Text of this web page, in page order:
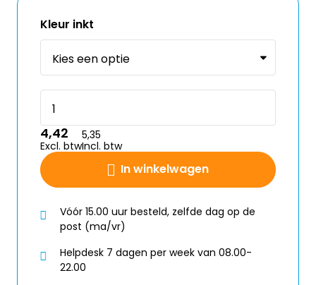
Kleur inkt
In winkelwagen
4,42
Excl. btw
5,35
Incl. btw
Vóór 15.00 uur besteld, zelfde dag op de
post (ma/vr)
Helpdesk 7 dagen per week van 08.00-
22.00